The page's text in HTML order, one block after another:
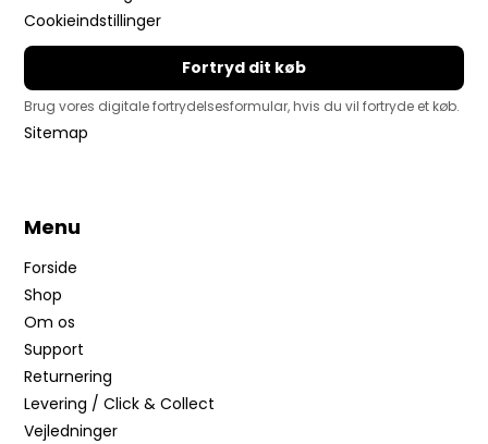
Cookieindstillinger
Fortryd dit køb
Brug vores digitale fortrydelsesformular, hvis du vil fortryde et køb.
Sitemap
Menu
Forside
Shop
Om os
Support
Returnering
Levering / Click & Collect
Vejledninger